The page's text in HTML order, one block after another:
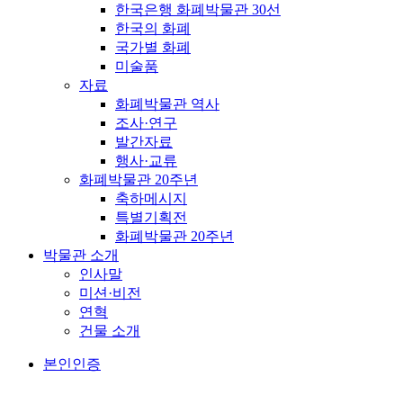
한국은행 화폐박물관 30선
한국의 화폐
국가별 화폐
미술품
자료
화폐박물관 역사
조사·연구
발간자료
행사·교류
화폐박물관 20주년
축하메시지
특별기획전
화폐박물관 20주년
박물관 소개
인사말
미션·비전
연혁
건물 소개
본인인증